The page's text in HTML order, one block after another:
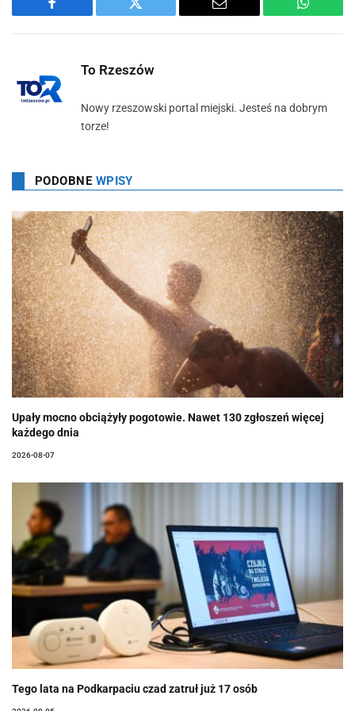
Facebook Twitter Email
To Rzeszów
Nowy rzeszowski portal miejski. Jesteś na dobrym
torze!
PODOBNE WPISY
Upały mocno obciążyły pogotowie. Nawet 130 zgłoszeń więcej
każdego dnia
2026-08-07
Tego lata na Podkarpaciu czad zatruł już 17 osób